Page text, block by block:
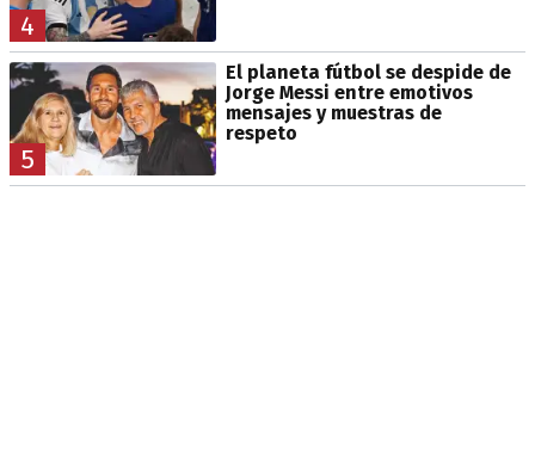
4
5
El planeta fútbol se despide de
Jorge Messi entre emotivos
mensajes y muestras de
respeto